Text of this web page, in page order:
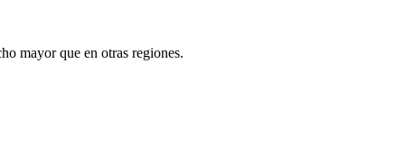
mayor que en otras regiones.